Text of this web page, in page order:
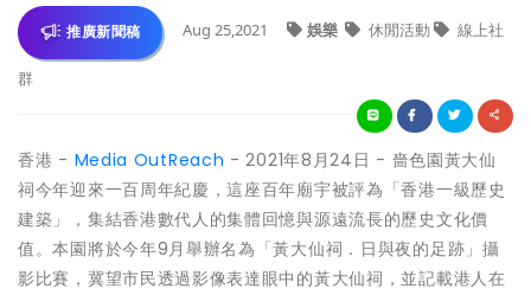
推廣新聞稿 Aug 25,2021 娛樂 休閒活動 線上社
群
香港 - Media OutReach - 2021年8月24日 - 嗇色園黃大仙
祠今年迎來一百周年紀慶，這座百年廟宇被評為「香港一級歷史
建築」，集結香港數代人的集體回憶與源遠流長的歷史文化價
值。本園將於今年9月舉辦名為「黃大仙祠．日與夜的足跡」攝
影比賽，冀望市民透過影像表達眼中的黃大仙祠，並記載港人在